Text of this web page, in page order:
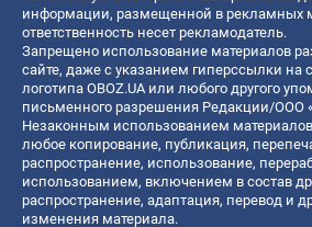
информации, размещенной в рекламных
ответственность несет рекламодатель.
Запрещено использование материалов
сайте, даже с указанием гиперссылки на
логотипа OBOZ.UA или любого другого
письменного разрешения Редакции/ООО
Незаконным использованием материалов
любое копирование, публикация,
распространение, использование,
использованием, включением в состав
распространение, адаптация, перевод и
изменения материала.